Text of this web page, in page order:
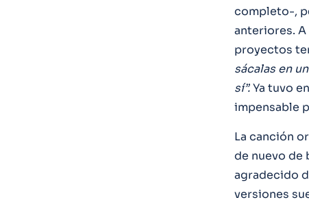
completo-,
anteriores.
proyectos
sácalas en
sí”.Ya tuvo
impensable
La canción
de nuevo de
agradecido
versiones